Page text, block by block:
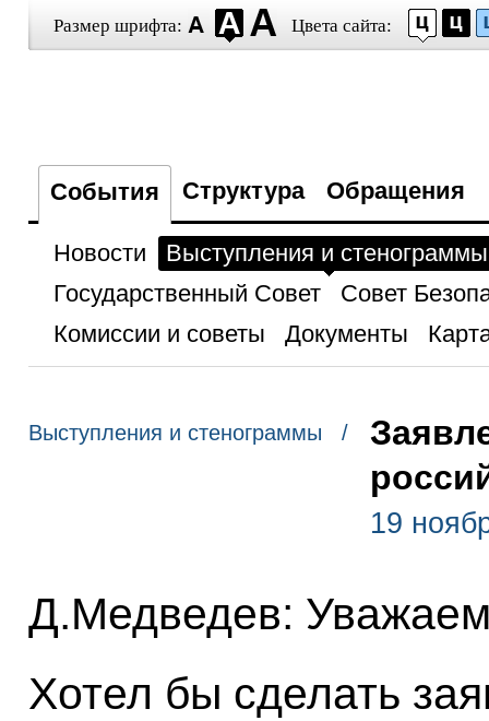
Размер шрифта: Цвета сайта:
События Структура Обращения
Новости
Выступления и стенограммы
Государственный Совет
Совет
Комиссии и советы
Документы
Выступления и стенограммы /
19
Д.Медведев:
Хотел бы сделать